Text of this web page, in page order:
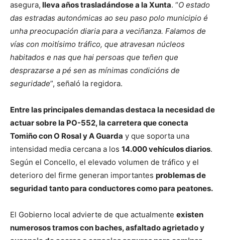
asegura, lleva años trasladándose a la Xunta. “O estado
das estradas autonómicas ao seu paso polo municipio é
unha preocupación diaria para a veciñanza. Falamos de
vías con moitísimo tráfico, que atravesan núcleos
habitados e nas que hai persoas que teñen que
desprazarse a pé sen as mínimas condicións de
seguridade”, señaló la regidora.
Entre las principales demandas destaca la necesidad de
actuar sobre la PO-552, la carretera que conecta
Tomiño con O Rosal y A Guarda y que soporta una
intensidad media cercana a los 14.000 vehículos diarios.
Según el Concello, el elevado volumen de tráfico y el
deterioro del firme generan importantes problemas de
seguridad tanto para conductores como para peatones.
El Gobierno local advierte de que actualmente existen
numerosos tramos con baches, asfaltado agrietado y